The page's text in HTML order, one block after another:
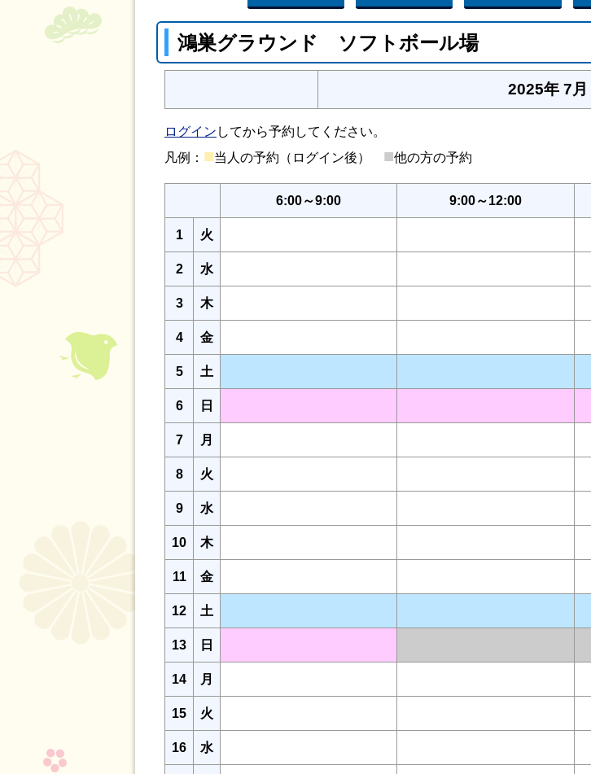
鴻巣グラウンド ソフトボール場
2025年 7月
ログイン してから予約してください。
凡例： ■当人の予約（ログイン後） ■他の方の予約
6:00～9:00 9:00～12:00
1 火
2 水
3 木
4 金
5 土
6 日
7 月
8 火
9 水
10 木
11 金
12 土
13 日
14 月
15 火
16 水